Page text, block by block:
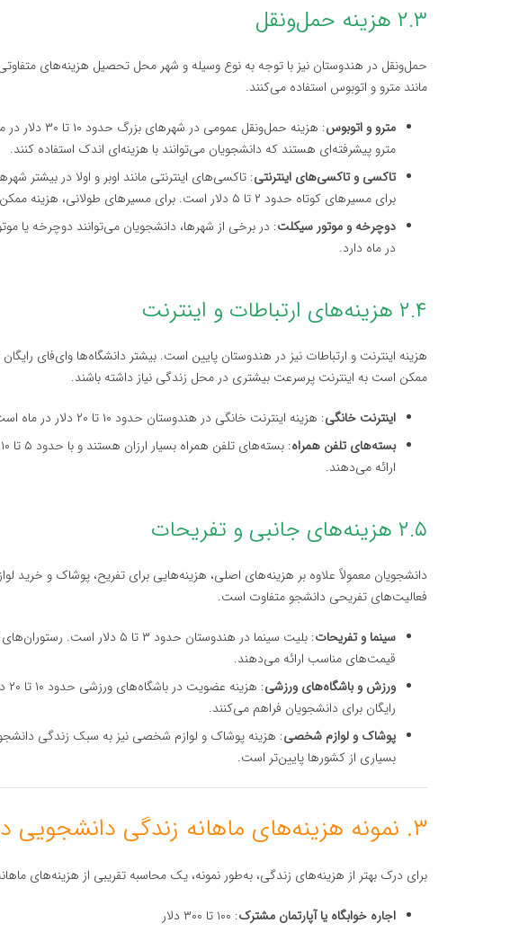
۲.۳ هزینه حمل‌ونقل
حمل‌ونقل در هندوستان نیز با توجه به نوع وسیله و شهر محل تحصیل هزینه‌های
مانند مترو و اتوبوس استفاده می‌کنند.
مترو و اتوبوس
: هزینه
مترو پیشرفته‌ای هستند که دانشجویان می‌توانند با هزینه‌ای اندک استفاده کنند.
تاکسی و تاکسی‌های اینترنتی: تاکسی‌های اینترنتی مانند اوبر و اولا در بیشتر
برای مسیرهای کوتاه حدود ۲ تا ۵ دلار است. برای مسیرهای طولانی، هزینه ممکن است بیشتر شود.
دوچرخه و موتور سیکلت
در ماه دارد.
۲.۴ هزینه‌های ارتباطات و اینترنت
هزینه اینترنت و ارتباطات نیز در هندوستان پایین است. بیشتر دانشگاه‌ها وای‌فای
ممکن است به اینترنت پرسرعت بیشتری در محل زندگی نیاز داشته باشند.
اینترنت خانگی: هزینه اینترنت خانگی در هندوستان حدود ۱۰ تا ۲۰ دلار در ماه است.
بسته‌های تلفن همراه
ارائه می‌دهند.
۲.۵ هزینه‌های جانبی و تفریحات
دانشجویان معمولاً علاوه بر هزینه‌های اصلی، هزینه‌هایی برای تفریح، پوشاک و
فعالیت‌های تفریحی دانشجو متفاوت است.
سینما و تفریحات
: بلیت سینما در هندوستان حدود
قیمت‌های مناسب ارائه می‌دهند.
ورزش و باشگاه‌های ورزشی
:
رایگان برای دانشجویان فراهم می‌کنند.
پوشاک و لوازم شخصی: هزینه پوشاک و لوازم شخصی نیز به سبک زندگی دانشجو
بسیاری از کشورها پایین‌تر است.
۳. نمونه‌ هزینه‌های ماهانه زندگی دانشجویی در هندوستان
برای درک بهتر از هزینه‌های زندگی، به‌طور نمونه، یک محاسبه تقریبی از هزینه‌های
اجاره خوابگاه یا آپارتمان مشترک: ۱۰۰ تا ۳۰۰ دلار